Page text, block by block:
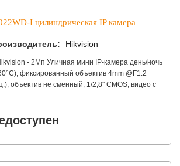
I цилиндрическая IP камера
Hikvision
- 2Мп Уличная мини IP-камера день/ночь
фиксированный объектив 4mm @F1.2
объектив не сменный; 1/2,8'' CMOS, видео с
питание 12В/PoE, 60.4x76.9x139.28мм,
30м.